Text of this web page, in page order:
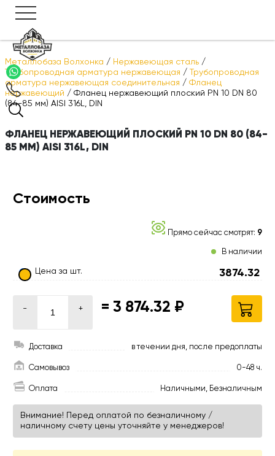
Металлобаза Волхонка / Нержавеющая сталь /
Трубопроводная арматура нержавеющая /
Трубопроводная
арматура нержавеющая соединительная / Фланец
нержавеющий / Фланец нержавеющий плоский PN 10 DN 80
(84-85 мм) AISI 316L, DIN
ФЛАНЕЦ НЕРЖАВЕЮЩИЙ ПЛОСКИЙ PN 10 DN 80 (84-
85 ММ) AISI 316L, DIN
Стоимость
Прямо сейчас смотрят: 9
В наличии
Цена за шт. 3874.32
- + = 3 874.32 ₽
Доставка в течении дня, после предоплаты
Самовывоз 0-48 ч.
Оплата Наличными, Безналичным
Внимание! Перед оплатой по безналичному /
наличному счету цены уточняйте у менеджеров!